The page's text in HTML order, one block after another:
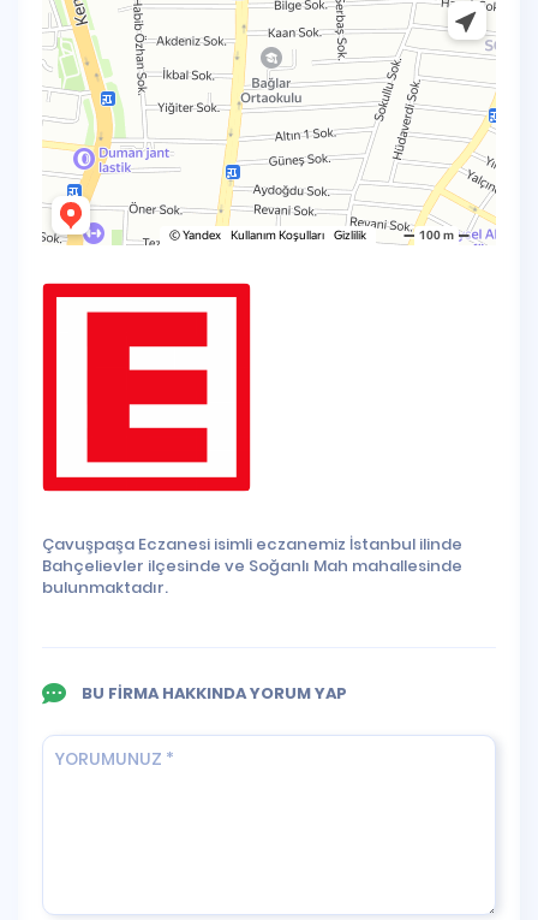
Çavuşpaşa Eczanesi isimli eczanemiz İstanbul ilinde
Bahçelievler ilçesinde ve Soğanlı Mah mahallesinde
bulunmaktadır.
BU FİRMA HAKKINDA YORUM YAP